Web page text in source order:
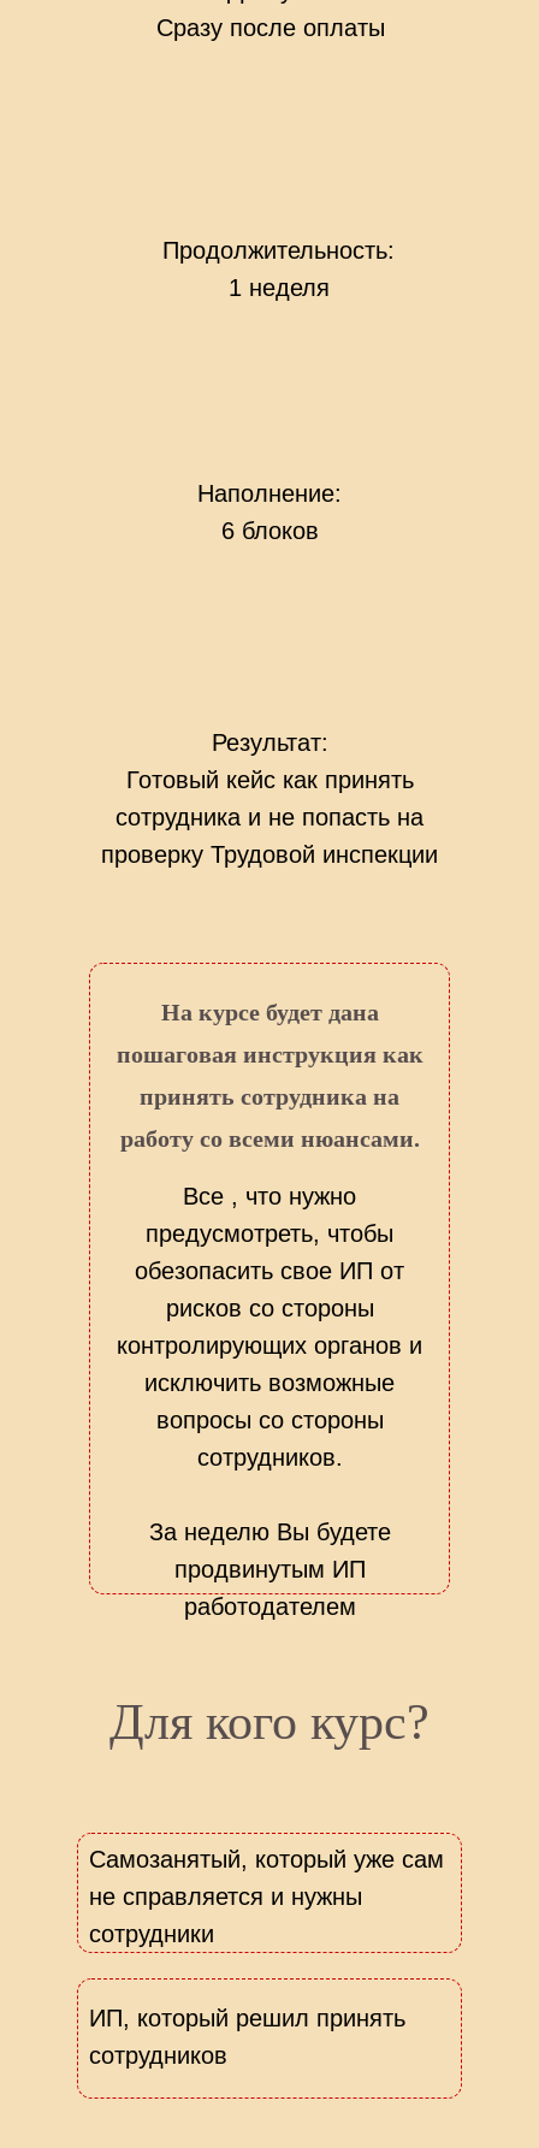
Сразу после оплаты
Продолжительность:
1 неделя
Наполнение:
6 блоков
Результат:
Готовый кейс как принять
сотрудника и не попасть на
проверку Трудовой инспекции
На курсе будет дана
пошаговая инструкция как
принять сотрудника на
работу со всеми нюансами.
Все , что нужно
предусмотреть, чтобы
обезопасить свое ИП от
рисков со стороны
контролирующих органов и
исключить возможные
вопросы со стороны
сотрудников.
За неделю Вы будете
продвинутым ИП
работодателем
Для кого курс?
Самозанятый, который уже сам
не справляется и нужны
сотрудники
ИП, который решил принять
сотрудников